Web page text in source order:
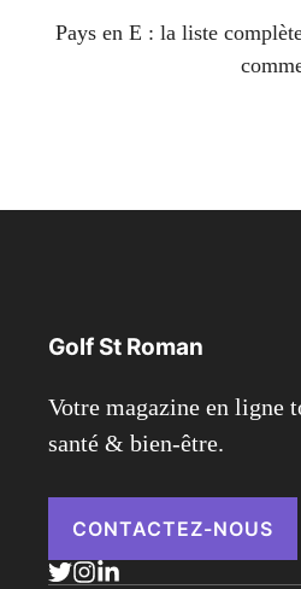
Pays en E : la liste
Golf St Roman
Votre magazine en ligne
santé & bien-être.
CONTACTEZ-NOUS